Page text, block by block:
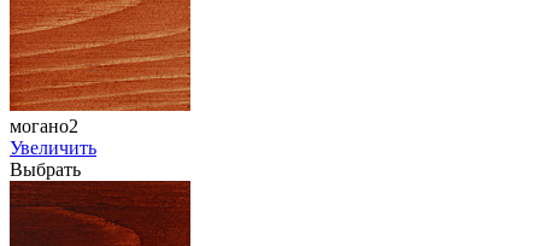
могано2
Увеличить
Выбрать